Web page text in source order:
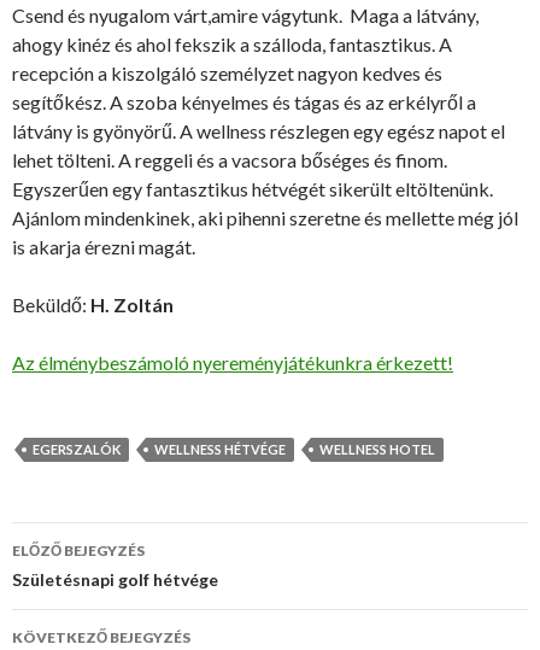
Csend és nyugalom várt,amire vágytunk. Maga a látvány,
ahogy kinéz és ahol fekszik a szálloda, fantasztikus. A
recepción a kiszolgáló személyzet nagyon kedves és
segítőkész. A szoba kényelmes és tágas és az erkélyről a
látvány is gyönyörű. A wellness részlegen egy egész napot el
lehet tölteni. A reggeli és a vacsora bőséges és finom.
Egyszerűen egy fantasztikus hétvégét sikerült eltöltenünk.
Ajánlom mindenkinek, aki pihenni szeretne és mellette még jól
is akarja érezni magát.
Beküldő: H. Zoltán
Az élménybeszámoló nyereményjátékunkra érkezett!
EGERSZALÓK WELLNESS HÉTVÉGE WELLNESS HOTEL
Bejegyzés
navigáció
ELŐZŐ BEJEGYZÉS
Születésnapi golf hétvége
KÖVETKEZŐ BEJEGYZÉS